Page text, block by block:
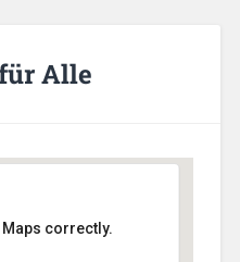
Alle
correctly.